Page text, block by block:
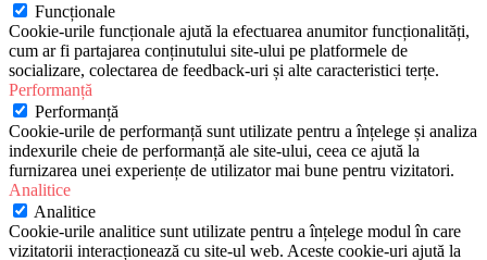
Funcționale
Cookie-urile funcționale ajută la efectuarea anumitor funcționalități,
cum ar fi partajarea conținutului site-ului pe platformele de
socializare, colectarea de feedback-uri și alte caracteristici terțe.
Performanță
Performanță
Cookie-urile de performanță sunt utilizate pentru a înțelege și analiza
indexurile cheie de performanță ale site-ului, ceea ce ajută la
furnizarea unei experiențe de utilizator mai bune pentru vizitatori.
Analitice
Analitice
Cookie-urile analitice sunt utilizate pentru a înțelege modul în care
vizitatorii interacționează cu site-ul web. Aceste cookie-uri ajută la